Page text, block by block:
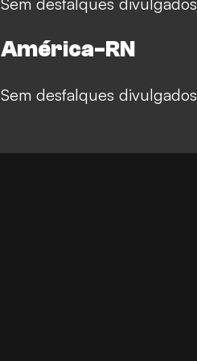
América-RN
Sem desfalques